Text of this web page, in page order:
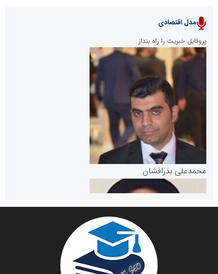
پایگاه خبری نهضت ملی مسکن
پایگاه خبری گفتمان یزد
سازمان بورس و اوراق بهادار
مرجع اخبار موثق در بازارسرمایه
سازمان صنعت،معدن و تجارت
مدل اقتصادی
پروفایل خبریت را راه بنداز
محمدعلی بذرافشان